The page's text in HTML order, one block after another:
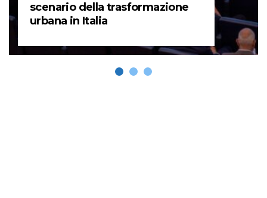
scenario della trasformazione
urbana in Italia